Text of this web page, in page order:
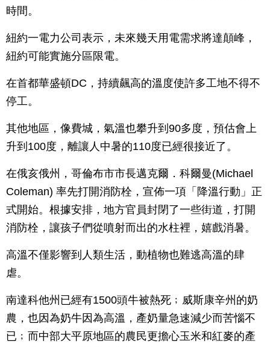
時間。
紐約一電力公司表示，未來幾天用電需求將達顛峰，
紐約可能實施分區限電。
在首都華盛頓DC，持續飆高的溫度使許多工地不得不
停工。
其他地區，像費城，氣溫也攀升到90多度，預估會上
升到100度，離讓人中暑的110度已經很接近了。
在俄亥俄州，哥倫布市市長邁克爾．科爾曼(Michael
Coleman) 率先打開消防栓，宣佈一項「降溫行動」正
式開始。根據安排，地方官員封閉了一些街道，打開
消防栓，讓孩子們從噴射而出的水柱裡，嬉戲消暑。
高溫不僅影響到人類生活，動植物也難逃高溫的肆
虐。
南達科他州已經有1500頭牛被熱死﹔威斯康辛州的奶
農，也因為奶牛因為高溫，產奶量急速減少而苦惱不
已﹔而中部大平原地區的農民更擔心玉米和紅麥的產